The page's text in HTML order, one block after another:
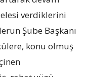
verdiklerini
Şube Başkanı
konu olmuş